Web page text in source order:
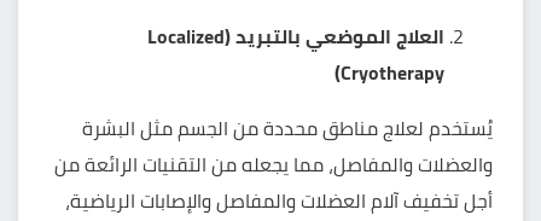
العلاج الموضعي بالتبريد (Localized
Cryotherapy)
يُستخدم لعلاج مناطق محددة من الجسم مثل البشرة
والعضلات والمفاصل، مما يجعله من التقنيات الرائعة من
أجلتخفيف آلام العضلات والمفاصلوالإصابات الرياضية،